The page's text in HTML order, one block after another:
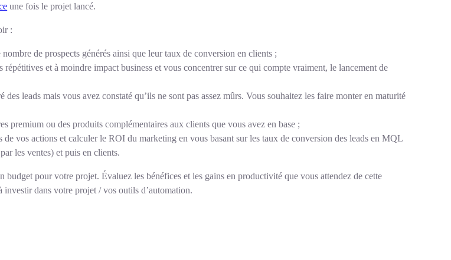
une fois le projet lancé.
:
de prospects générés ainsi que leur taux de conversion en clients ;
répétitives et à moindre impact business et vous concentrer sur ce qui compte vraiment, le lancement de
des leads mais vous avez constaté qu’ils ne sont pas assez mûrs. Vous souhaitez les faire monter en maturité
premium ou des produits complémentaires aux clients que vous avez en base ;
de vos actions et calculer le ROI du marketing en vous basant sur les taux de conversion des leads en MQL
les ventes) et puis en clients.
pour votre projet. Évaluez les bénéfices et les gains en productivité que vous attendez de cette
dans votre projet / vos outils d’automation.